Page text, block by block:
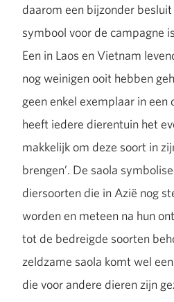
daarom een bijzonder
symbool voor de campagne
Een in Laos en Vietnam
nog weinigen ooit hebben
geen enkel exemplaar in een
heeft iedere dierentuin het
makkelijk om deze soort in
brengen’. De saola
diersoorten die in Azië nog
worden en meteen na hun
tot de bedreigde soorten
zeldzame saola komt wel
die voor andere dieren zijn